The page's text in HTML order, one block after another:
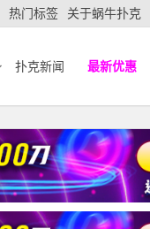
热门标签 关于蜗牛扑克
扑克新闻 最新优惠